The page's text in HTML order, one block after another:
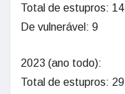
Total de estupros: 14
De vulnerável: 9
2023 (ano todo):
Total de estupros: 29